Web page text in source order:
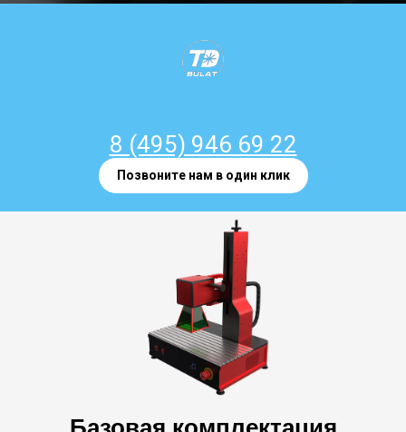
8 (495) 946 69 22
Позвоните нам в один клик